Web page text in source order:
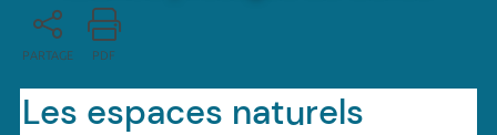
PARTAGE PDF
Les espaces naturels